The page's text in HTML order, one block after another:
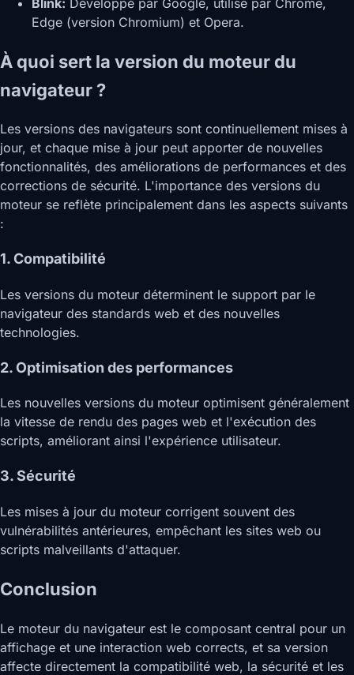
Edge (version Chromium) et Opera.
À quoi sert la version du moteur du
navigateur ?
Les versions des navigateurs sont continuellement mises à
jour, et chaque mise à jour peut apporter de nouvelles
fonctionnalités, des améliorations de performances et des
corrections de sécurité. L'importance des versions du
moteur se reflète principalement dans les aspects suivants
:
1. Compatibilité
Les versions du moteur déterminent le support par le
navigateur des standards web et des nouvelles
technologies.
2. Optimisation des performances
Les nouvelles versions du moteur optimisent généralement
la vitesse de rendu des pages web et l'exécution des
scripts, améliorant ainsi l'expérience utilisateur.
3. Sécurité
Les mises à jour du moteur corrigent souvent des
vulnérabilités antérieures, empêchant les sites web ou
scripts malveillants d'attaquer.
Conclusion
Le moteur du navigateur est le composant central pour un
affichage et une interaction web corrects, et sa version
affecte directement la compatibilité web, la sécurité et les